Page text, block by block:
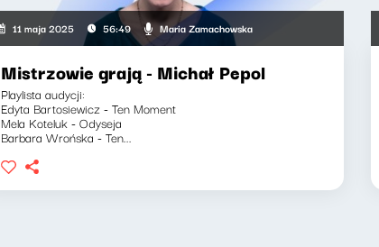
11 maja 2025 56:49 Maria Zamachowska
Mistrzowie grają - Michał Pepol
Playlista audycji:
Edyta Bartosiewicz - Ten Moment
Mela Koteluk - Odyseja
Barbara Wrońska - Ten...